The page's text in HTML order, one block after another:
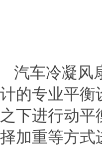
汽车冷凝风
计的专业平衡
之下进行动
择加重等方式